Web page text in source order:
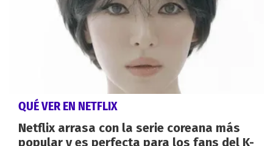
QUÉ VER EN NETFLIX
Netflix arrasa con la serie coreana más
popular y es perfecta para los fans del K-